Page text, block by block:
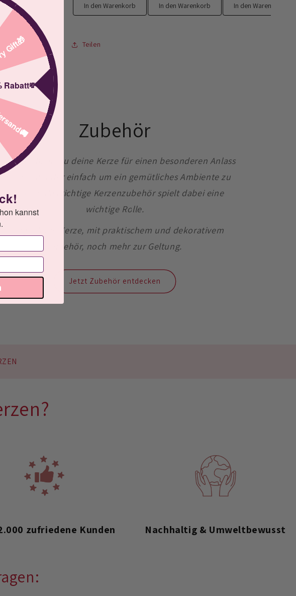
In den Warenkorb In den Warenkorb In den Warenkorb
Teilen
Zubehör
Ganz gleich, ob du deine Kerze für einen besonderen Anlass
oder einfach um ein gemütliches Ambiente zu
schaffen, das richtige Kerzenzubehör spielt dabei eine
wichtige Rolle.
Bringe deine Kerze, mit praktischem und dekorativem
Zubehör, noch mehr zur Geltung.
Jetzt Zubehör entdecken
zufriedene Kunden Nachhaltig & Umweltbewusst
Rabatt💸
kannst